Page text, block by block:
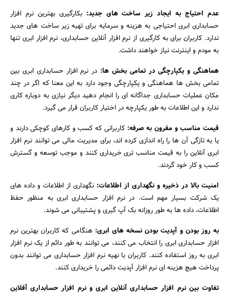
جستجو
عدم احتیاج به ایجاد زیر ساخت های جدید: بکارگیری بهترین نرم افزار
حسابداری ابری احتیاجی به هزینه و سرمایه برای تهیه زیر ساخت های جدید
ندارد. کاربران برای به کارگیری از نرم افزار آنلاین حسابداری، نرم افزار ابری تنها
به مودم و اینترنت نیاز خواهند داشت.
هماهنگی و یکپارچگی در تمامی بخش ها: در نرم افزار حسابداری ابری بین
تمامی بخش ها هماهنگی و یکپارچگی وجود دارد به این معنا که اگر در چند
مکان عملیات حسابداری جداگانه ای را انجام دهید دیگر نیازی به دوباره کاری
ندارد و این اطلاعات به طور یکپارچه در اختیار کاربران قرار می گیرد.
قیمت مناسب و مقرون به صرفه: کاربرانی که کسب و کارهای کوچکی دارند و
یا به تازگی آن ها را راه اندازی کرده اند، برای مدیریت مالی می توانند نرم افزار
ابری آنلاین را به قیمت مناسب تری خریداری کنند و موجب توسعه و گسترش
کسب و کار خود گردند.
امنیت بالا در ذخیره و نگهداری از اطلاعات: نگهداری از اطلاعات و داده های
یک شرکت بسیار مهم است. در نرم افزار حسابداری ابری به منظور حفظ
اطلاعات، داده ها به طور روزانه بک آپ گیری و پشتیبانی می شوند.
به روز بودن و آپدیت بودن نسخه های ابری: هنگامی که کاربران بهترین نرم
افزار حسابداری ابری را انتخاب می کنند، می توانند به طور دائم از یک نرم افزار
ابری به روز استفاده کنند. کاربران با نهیه نرم افزار حسابداری می توانند بدون
پرداخت هیچ هزینه ای نرم افزار آپدیت دائمی را خریداری کنند.
تفاوت بین نرم افزار حسابداری آنلاین ابری و نرم افزار حسابداری آفلاین